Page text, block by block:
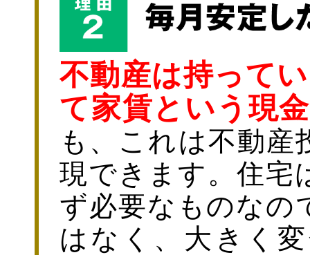
不動産は持って
て家賃という現
も、これは不動産
現できます。住宅
ず必要なものなの
はなく、大きく